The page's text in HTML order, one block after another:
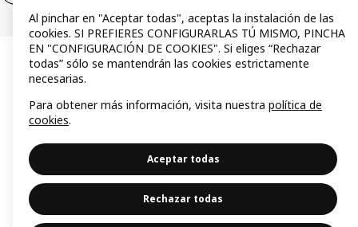
Al pinchar en "Aceptar todas", aceptas la instalación de las
cookies. SI PREFIERES CONFIGURARLAS TÚ MISMO, PINCHA
EN "CONFIGURACIÓN DE COOKIES". Si eliges “Rechazar
todas” sólo se mantendrán las cookies estrictamente
necesarias.
Para obtener más información, visita nuestra política de
cookies.
Aceptar todas
Rechazar todas